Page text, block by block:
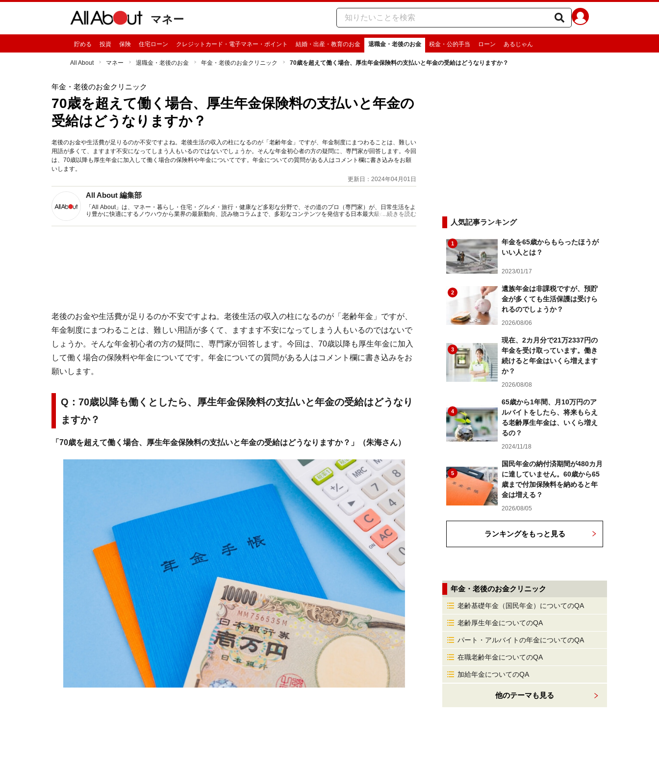
マネー
貯める 投資 保険 住宅ローン クレジットカード・電子マネー・ポイント 結婚・出産・教育のお金 退職金・老後のお金 税金・公的手当 ローン あるじゃん
All About マネー 退職金・老後のお金 年金・老後のお金クリニック 70歳を超えて働く場合、厚生年金保険料の支払いと年金の受給はどうなりますか？
年金・老後のお金クリニック
70歳を超えて働く場合、厚生年金保険料の支払いと年金の
受給はどうなりますか？
老後のお金や生活費が足りるのか不安ですよね。老後生活の収入の柱になるのが「老齢年金」ですが、年金制度にまつわることは、難しい
用語が多くて、ますます不安になってしまう人もいるのではないでしょうか。そんな年金初心者の方の疑問に、専門家が回答します。今回
は、70歳以降も厚生年金に加入して働く場合の保険料や年金についてです。年金についての質問がある人はコメント欄に書き込みをお願
いします。
更新日：2024年04月01日
All About 編集部
「All About」は、マネー・暮らし・住宅・グルメ・旅行・健康など多彩な分野で、その道のプロ（専門家）が、日常生活をよ
り豊かに快適にするノウハウから業界の最新動向、読み物コラムまで、多彩なコンテンツを発信する日本最大級の総合情報サ
...続きを読む
老後のお金や生活費が足りるのか不安ですよね。老後生活の収入の柱になるのが「老齢年金」ですが、
年金制度にまつわることは、難しい用語が多くて、ますます不安になってしまう人もいるのではないで
しょうか。そんな年金初心者の方の疑問に、専門家が回答します。今回は、70歳以降も厚生年金に加入
して働く場合の保険料や年金についてです。年金についての質問がある人はコメント欄に書き込みをお
願いします。
Q：70歳以降も働くとしたら、厚生年金保険料の支払いと年金の受給はどうなり
ますか？
「70歳を超えて働く場合、厚生年金保険料の支払いと年金の受給はどうなりますか？」（朱海さん）
人気記事ランキング
1
年金を65歳からもらったほうが
いい人とは？
2023/01/17
2
遺族年金は非課税ですが、預貯
金が多くても生活保護は受けら
れるのでしょうか？
2026/08/06
3
現在、2カ月分で21万2337円の
年金を受け取っています。働き
続けると年金はいくら増えます
か？
2026/08/08
4
65歳から1年間、月10万円のア
ルバイトをしたら、将来もらえ
る老齢厚生年金は、いくら増え
るの？
2024/11/18
5
国民年金の納付済期間が480カ月
に達していません。60歳から65
歳まで付加保険料を納めると年
金は増える？
2026/08/05
ランキングをもっと見る
年金・老後のお金クリニック
老齢基礎年金（国民年金）についてのQA
老齢厚生年金についてのQA
パート・アルバイトの年金についてのQA
在職老齢年金についてのQA
加給年金についてのQA
他のテーマも見る